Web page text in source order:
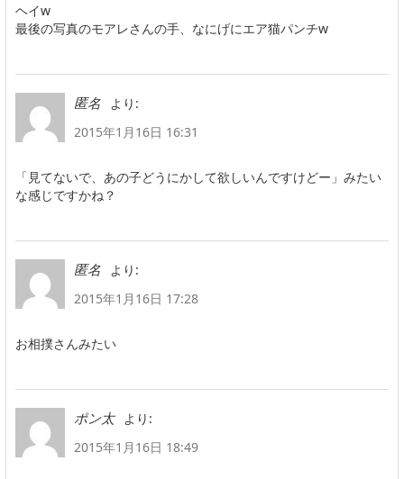
ヘイw
最後の写真のモアレさんの手、なにげにエア猫パンチw
匿名
より:
2015年1月16日 16:31
「見てないで、あの子どうにかして欲しいんですけどー」みたい
な感じですかね？
匿名
より:
2015年1月16日 17:28
お相撲さんみたい
ポン太
より:
2015年1月16日 18:49